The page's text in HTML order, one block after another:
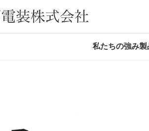
私たちの強み製
TOP > 製